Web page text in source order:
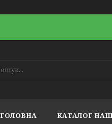
ГОЛОВНА КАТАЛОГ